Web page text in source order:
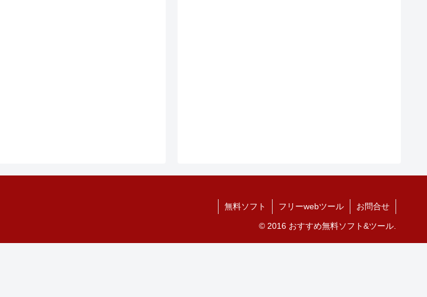
無料ソフト フリーwebツール お問合せ
© 2016 おすすめ無料ソフト&ツール.